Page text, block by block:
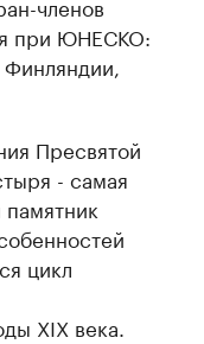
членов
при ЮНЕСКО:
Финляндии,
Пресвятой
- самая
цикл
XIX века.